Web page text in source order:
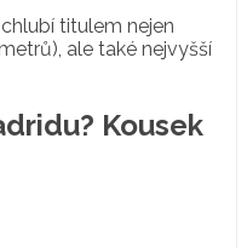
titulem nejen
ale také nejvyšší
Kousek